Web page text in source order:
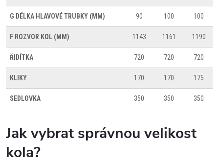
G DÉLKA HLAVOVÉ TRUBKY (MM) 90 100 100
F ROZVOR KOL (MM) 1143 1161 1190
ŘIDÍTKA 720 720 720
KLIKY 170 170 175
SEDLOVKA 350 350 350
Jak vybrat správnou velikost
kola?